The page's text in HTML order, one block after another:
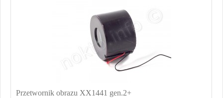
Przetwornik obrazu XX1441 gen.2+